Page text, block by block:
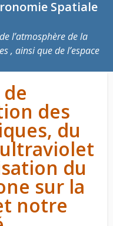
Spatiale
l’atmosphère de la
, ainsi que de l’espace
des
du
du
sur la
notre